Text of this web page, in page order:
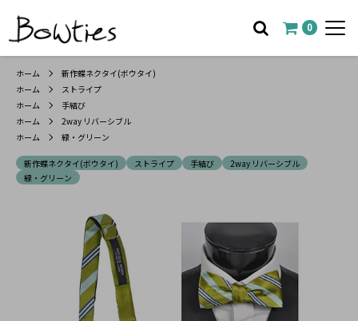
0
ホーム
新作蝶ネクタイ(ボウタイ)
ホーム
ストライプ
ホーム
手結び
ホーム
2way リバーシブル
ホーム
緑・グリーン
新作蝶ネクタイ(ボウタイ) ストライプ 手結び
2way リバーシブル
緑・グリーン